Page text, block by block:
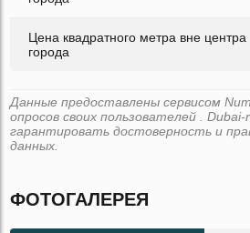
Цена квадратного метра вне центра
города
Данные предоставлены сервисом
опросов своих пользователей .
гарантировать достоверность и
данных.
ФОТОГАЛЕРЕЯ